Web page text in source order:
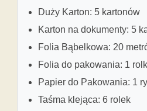
Duży Karton: 5 kartonów
Karton na dokumenty: 5
Folia Bąbelkowa: 20
Folia do pakowania: 1
Papier do Pakowania: 1
Taśma klejąca: 6 rolek